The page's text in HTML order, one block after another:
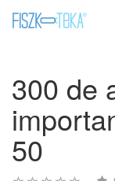
300 de
50